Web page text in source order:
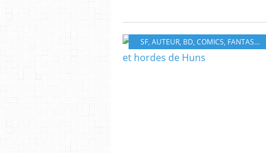
SF, AUTEUR, BD, COMICS, FANTASY ,